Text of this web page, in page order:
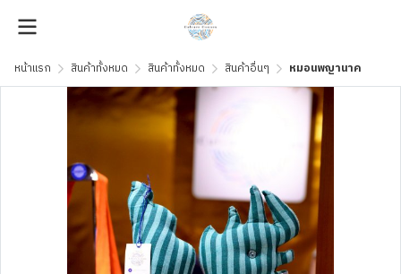
หน้าแรก สินค้าทั้งหมด สินค้าทั้งหมด สินค้าอื่นๆ หมอนพญานาค